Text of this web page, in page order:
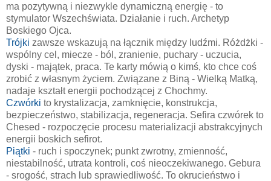
ma pozytywną i niezwykle dynamiczną energię - to
stymulator Wszechświata. Działanie i ruch. Archetyp
Boskiego Ojca.
Trójki zawsze wskazują na łącznik między ludźmi. Różdżki -
wspólny cel, miecze - ból, zranienie, puchary - uczucia,
dyski - majątek, praca. Te karty mówią o kimś, kto chce coś
zrobić z własnym życiem. Związane z Biną - Wielką Matką,
nadaje kształt energii pochodzącej z Chochmy.
Czwórki to krystalizacja, zamknięcie, konstrukcja,
bezpieczeństwo, stabilizacja, regeneracja. Sefira czwórek to
Chesed - rozpoczęcie procesu materializacji abstrakcyjnych
energii boskich sefirot.
Piątki - ruch i spoczynek; punkt zwrotny, zmienność,
niestabilność, utrata kontroli, coś nieoczekiwanego. Gebura
- srogość, strach lub sprawiedliwość. To okrucieństwo i